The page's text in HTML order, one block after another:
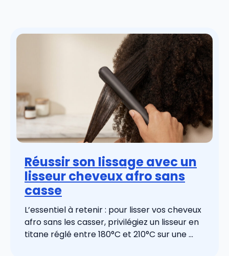
Réussir son lissage avec un
lisseur cheveux afro sans
casse
L’essentiel à retenir : pour lisser vos cheveux
afro sans les casser, privilégiez un lisseur en
titane réglé entre 180°C et 210°C sur une ...